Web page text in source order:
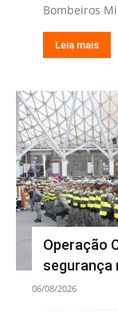
Bombeiros
Leia mais
Operação
segurança
06/08/2026